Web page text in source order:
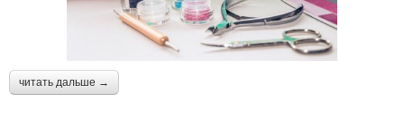
читать дальше →